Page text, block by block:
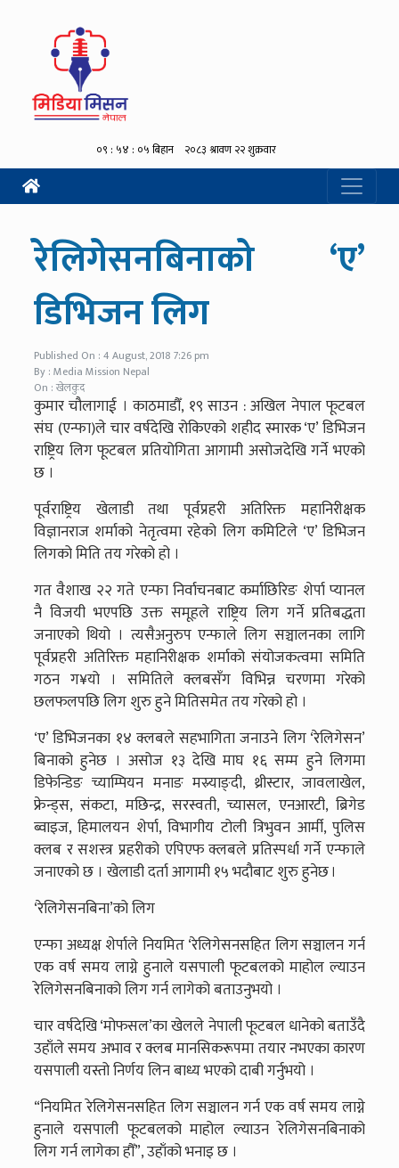
रेलिगेसनबिनाको ‘ए’
डिभिजन लिग
Published On : 4 August, 2018 7:26 pm
By : Media Mission Nepal
On : खेलकुद
कुमार चौलागाई । काठमाडौँ, १९ साउन : अखिल नेपाल फूटबल
संघ (एन्फा)ले चार वर्षदेखि रोकिएको शहीद स्मारक ‘ए’ डिभिजन
राष्ट्रिय लिग फूटबल प्रतियोगिता आगामी असोजदेखि गर्ने भएको
छ ।
पूर्वराष्ट्रिय खेलाडी तथा पूर्वप्रहरी अतिरिक्त महानिरीक्षक
विज्ञानराज शर्माको नेतृत्वमा रहेको लिग कमिटिले ‘ए’ डिभिजन
लिगको मिति तय गरेको हो ।
गत वैशाख २२ गते एन्फा निर्वाचनबाट कर्माछिरिङ शेर्पा प्यानल
नै विजयी भएपछि उक्त समूहले राष्ट्रिय लिग गर्ने प्रतिबद्धता
जनाएको थियो । त्यसैअनुरुप एन्फाले लिग सञ्चालनका लागि
पूर्वप्रहरी अतिरिक्त महानिरीक्षक शर्माको संयोजकत्वमा समिति
गठन ग¥यो । समितिले क्लबसँग विभिन्न चरणमा गरेको
छलफलपछि लिग शुरु हुने मितिसमेत तय गरेको हो ।
‘ए’ डिभिजनका १४ क्लबले सहभागिता जनाउने लिग ‘रेलिगेसन’
बिनाको हुनेछ । असोज १३ देखि माघ १६ सम्म हुने लिगमा
डिफेन्डिङ च्याम्पियन मनाङ मस्र्याङ्दी, थ्रीस्टार, जावलाखेल,
फ्रेन्ड्स, संकटा, मछिन्द्र, सरस्वती, च्यासल, एनआरटी, ब्रिगेड
ब्वाइज, हिमालयन शेर्पा, विभागीय टोली त्रिभुवन आर्मी, पुलिस
क्लब र सशस्त्र प्रहरीको एपिएफ क्लबले प्रतिस्पर्धा गर्ने एन्फाले
जनाएको छ । खेलाडी दर्ता आगामी १५ भदौबाट शुरु हुनेछ ।
‘रेलिगेसनबिना’को लिग
एन्फा अध्यक्ष शेर्पाले नियमित ‘रेलिगेसनसहित लिग सञ्चालन गर्न
एक वर्ष समय लाग्ने हुनाले यसपाली फूटबलको माहोल ल्याउन
रेलिगेसनबिनाको लिग गर्न लागेको बताउनुभयो ।
चार वर्षदेखि ‘मोफसल’का खेलले नेपाली फूटबल धानेको बताउँदै
उहाँले समय अभाव र क्लब मानसिकरूपमा तयार नभएका कारण
यसपाली यस्तो निर्णय लिन बाध्य भएको दाबी गर्नुभयो ।
“नियमित रेलिगेसनसहित लिग सञ्चालन गर्न एक वर्ष समय लाग्ने
हुनाले यसपाली फूटबलको माहोल ल्याउन रेलिगेसनबिनाको
लिग गर्न लागेका हौँ”, उहाँको भनाइ छ ।